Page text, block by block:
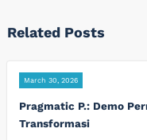
Related Posts
March 30, 2026
Pragmatic P.: Demo
Transformasi